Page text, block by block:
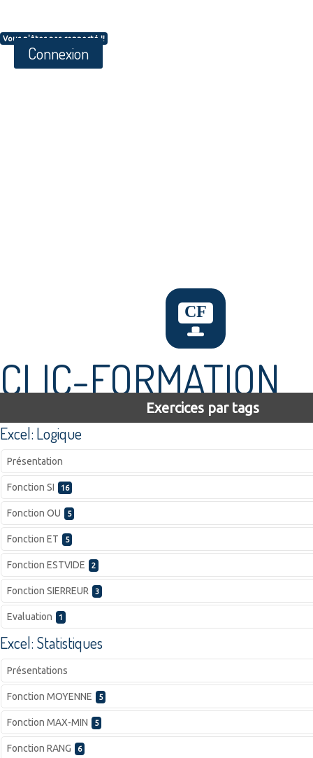
Vous n'êtes pas connecté !!
Connexion
CLIC-FORMATION
Exercices par tags
Excel: Logique
Présentation
Fonction SI 16
Fonction OU 5
Fonction ET 5
Fonction ESTVIDE 2
Fonction SIERREUR 3
Evaluation 1
Excel: Statistiques
Présentations
Fonction MOYENNE 5
Fonction MAX-MIN 5
Fonction RANG 6